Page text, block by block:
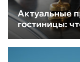
Актуальные
гостиницы: